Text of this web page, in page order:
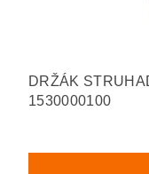
DRŽÁK
1530000100